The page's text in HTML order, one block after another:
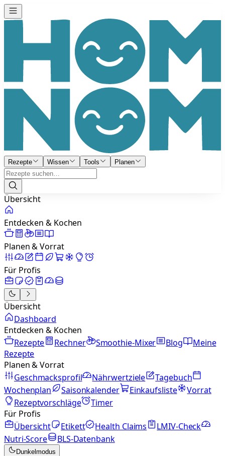
Rezepte Wissen Tools Planen
Übersicht
Entdecken & Kochen
Planen & Vorrat
Für Profis
Übersicht
Dashboard
Entdecken & Kochen
Rezepte
Rechner Smoothie-Mixer Blog
Meine
Rezepte
Planen & Vorrat
Geschmacksprofil
Nährwertziele
Tagebuch
Wochenplan
Saisonkalender Einkaufsliste
Vorrat
Rezeptvorschläge
Timer
Für Profis
Übersicht
Etikett Health Claims
LMIV-Check
Nutri-Score
BLS-Datenbank
Dunkelmodus